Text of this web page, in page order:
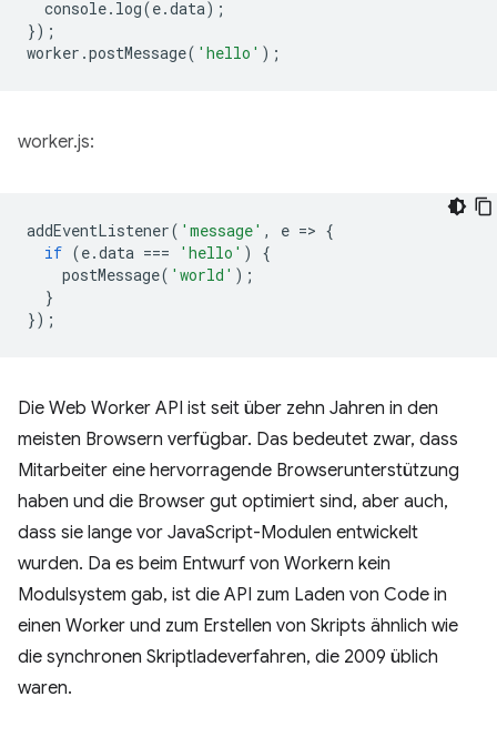
console. log(e.data);
});
worker .postMessage( 'hello' );
worker.js:
addEventListener( 'message' , e => {
if (e.data === 'hello' )
{
postMessage( 'world' );
}
});
Die Web Worker API ist seit über zehn Jahren in den
meisten Browsern verfügbar. Das bedeutet zwar, dass
Mitarbeiter eine hervorragende Browserunterstützung
haben und die Browser gut optimiert sind, aber auch,
dass sie lange vor JavaScript-Modulen entwickelt
wurden. Da es beim Entwurf von Workern kein
Modulsystem gab, ist die API zum Laden von Code in
einen Worker und zum Erstellen von Skripts ähnlich wie
die synchronen Skriptladeverfahren, die 2009 üblich
waren.